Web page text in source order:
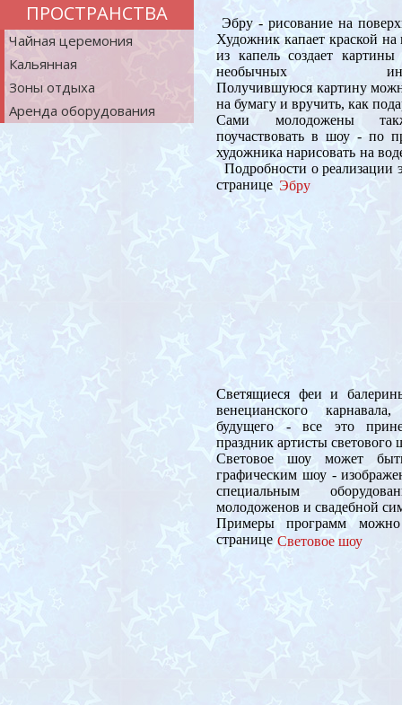
ПРОСТРАНСТВА
Чайная церемония
Кальянная
Зоны отдыха
Аренда оборудования
Эбру - рисование на
Художник капает краской на
из капель создает
необычных
Получившуюся картину
на бумагу и вручить, как
Сами молодожены
поучаствовать в шоу - по
художника нарисовать на
Подробности о реализации
странице
Светящиеся феи и
венецианского
будущего - все это
праздник артисты светового
Световое шоу может
графическим шоу -
специальным
молодоженов и свадебной
Примеры программ
странице
Эбру
Световое шоу